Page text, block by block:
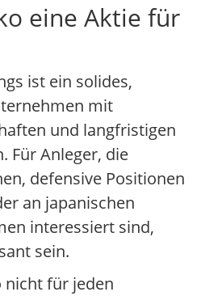
eine Aktie für
ist ein solides,
mit
und langfristigen
Für Anleger, die
defensive Positionen
an japanischen
interessiert sind,
sein.
nicht für jeden